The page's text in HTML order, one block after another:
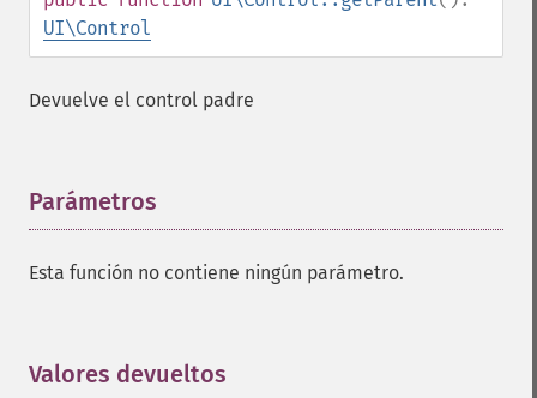
UI\Control
Devuelve el control padre
Parámetros
Esta función no contiene ningún parámetro.
Valores devueltos